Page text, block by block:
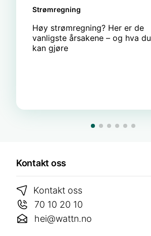
Strømregning
Høy strømregning? Her er de
vanligste årsakene – og hva du
kan gjøre
Kontakt oss
Kontakt oss
70 10 20 10
hei@wattn.no